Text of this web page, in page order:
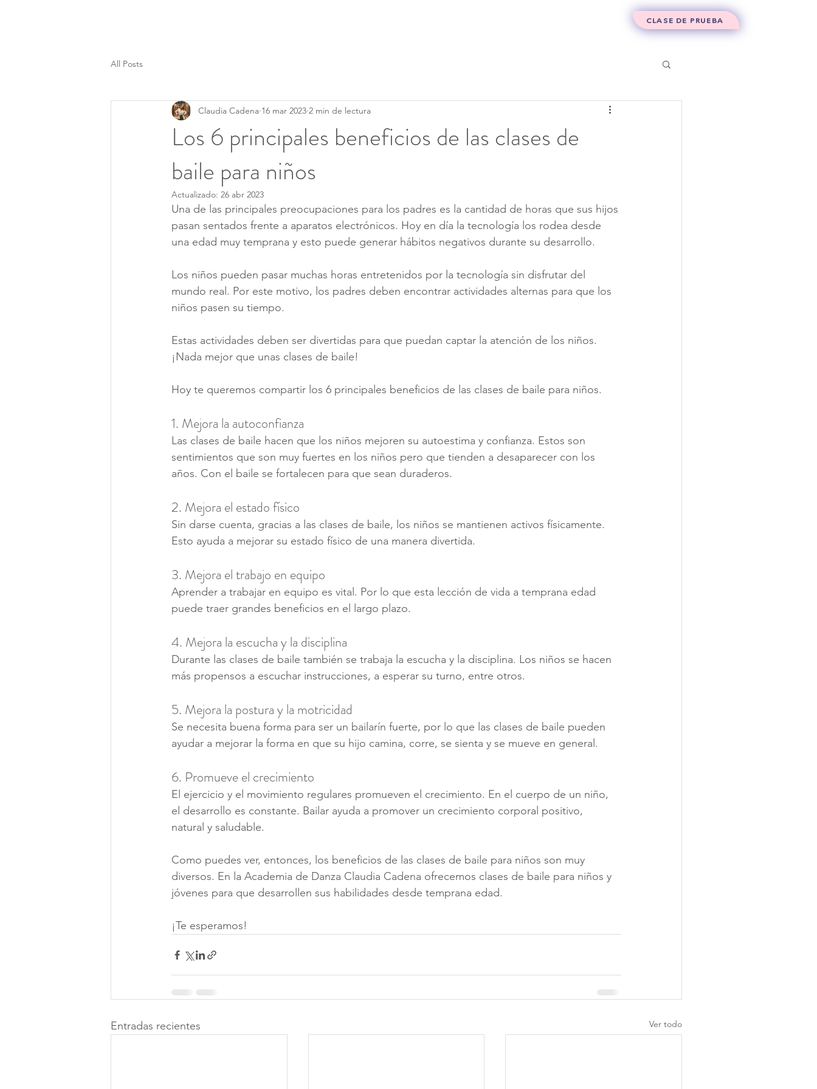
CLASE DE PRUEBA
All Posts
Los 6 principales beneficios de las clases de
baile para niños
Claudia Cadena 16 mar 2023 2 min de lectura
Actualizado: 26 abr 2023
Una de las principales preocupaciones para los padres es la cantidad de horas que sus hijos
pasan sentados frente a aparatos electrónicos. Hoy en día la tecnología los rodea desde
una edad muy temprana y esto puede generar hábitos negativos durante su desarrollo.
Los niños pueden pasar muchas horas entretenidos por la tecnología sin disfrutar del
mundo real. Por este motivo, los padres deben encontrar actividades alternas para que los
niños pasen su tiempo.
Estas actividades deben ser divertidas para que puedan captar la atención de los niños.
¡Nada mejor que unas clases de baile!
Hoy te queremos compartir los 6 principales beneficios de las clases de baile para niños.
1. Mejora la autoconfianza
Las clases de baile hacen que los niños mejoren su autoestima y confianza. Estos son
sentimientos que son muy fuertes en los niños pero que tienden a desaparecer con los
años. Con el baile se fortalecen para que sean duraderos.
2. Mejora el estado físico
Sin darse cuenta, gracias a las clases de baile, los niños se mantienen activos físicamente.
Esto ayuda a mejorar su estado físico de una manera divertida.
3. Mejora el trabajo en equipo
Aprender a trabajar en equipo es vital. Por lo que esta lección de vida a temprana edad
puede traer grandes beneficios en el largo plazo.
4. Mejora la escucha y la disciplina
Durante las clases de baile también se trabaja la escucha y la disciplina. Los niños se hacen
más propensos a escuchar instrucciones, a esperar su turno, entre otros.
5. Mejora la postura y la motricidad
Se necesita buena forma para ser un bailarín fuerte, por lo que las clases de baile pueden
ayudar a mejorar la forma en que su hijo camina, corre, se sienta y se mueve en general.
6. Promueve el crecimiento
El ejercicio y el movimiento regulares promueven el crecimiento. En el cuerpo de un niño,
el desarrollo es constante. Bailar ayuda a promover un crecimiento corporal positivo,
natural y saludable.
Como puedes ver, entonces, los beneficios de las clases de baile para niños son muy
diversos. En la Academia de Danza Claudia Cadena ofrecemos clases de baile para niños y
jóvenes para que desarrollen sus habilidades desde temprana edad.
¡Te esperamos!
Entradas recientes Ver todo